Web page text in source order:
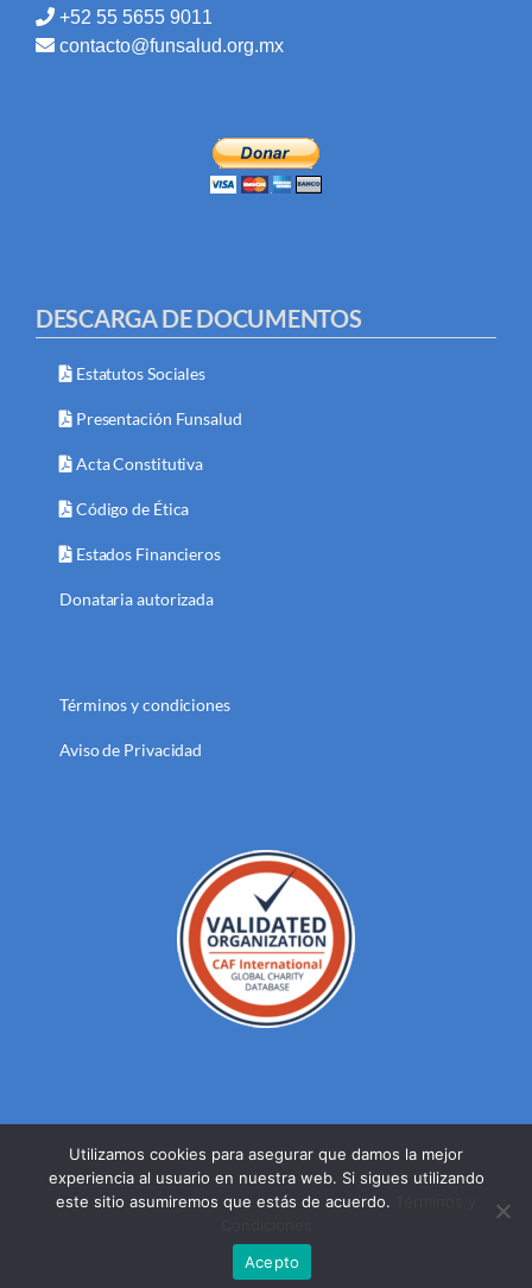
+52 55 5655 9011
contacto@funsalud.org.mx
DESCARGA DE DOCUMENTOS
Estatutos Sociales
Presentación Funsalud
Acta Constitutiva
Código de Ética
Estados Financieros
Donataria autorizada
Términos y condiciones
Aviso de Privacidad
© DERECHOS RESERVADOS FUNDACION MEXICANA PARA LA
SALUD A.C. 2023 | AVISO DE PRIVACIDAD
Facebook
Twitter
Utilizamos cookies para asegurar que damos la mejor
experiencia al usuario en nuestra web. Si sigues utilizando
este sitio asumiremos que estás de acuerdo.
Acepto